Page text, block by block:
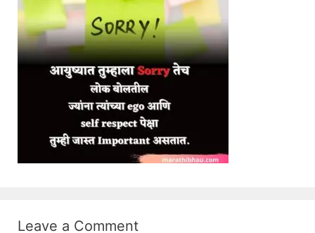
Leave a Comment